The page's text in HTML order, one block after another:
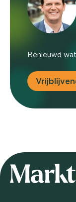
Benieuwd